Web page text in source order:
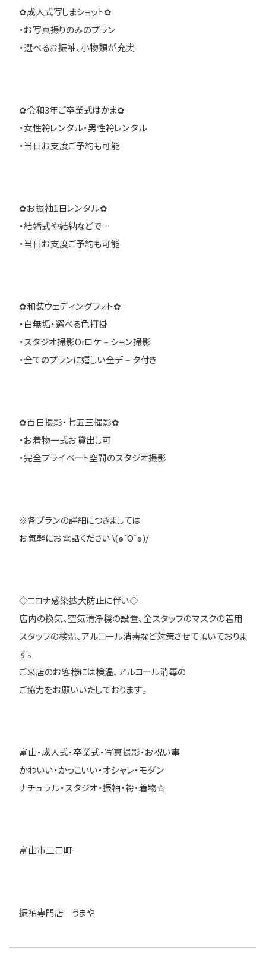
✿成人式写しまショット✿
・お写真撮りのみのプラン
・選べるお振袖、小物類が充実
✿令和3年ご卒業式はかま✿
・女性袴レンタル・男性袴レンタル
・当日お支度ご予約も可能
✿お振袖1日レンタル✿
・結婚式や結納などで…
・当日お支度ご予約も可能
✿和装ウェディングフォト✿
・白無垢・選べる色打掛
・スタジオ撮影Orロケ－ション撮影
・全てのプランに嬉しい全デ－タ付き
✿百日撮影・七五三撮影✿
・お着物一式お貸出し可
・完全プライベート空間のスタジオ撮影
※各プランの詳細につきましては
お気軽にお電話ください \(๑ˆOˆ๑)/
◇コロナ感染拡大防止に伴い◇
店内の換気、空気清浄機の設置、全スタッフのマスクの着用
スタッフの検温、アルコール消毒など対策させて頂いておりま
す。
ご来店のお客様には検温、アルコール消毒の
ご協力をお願いいたしております。
富山・成人式・卒業式・写真撮影・お祝い事
かわいい・かっこいい・オシャレ・モダン
ナチュラル・スタジオ・振袖・袴・着物☆
富山市二口町
振袖専門店 うまや